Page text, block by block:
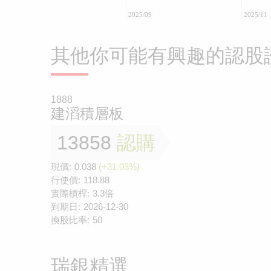
2025/09 2025/11
其他你可能有興趣的認股
1888
建滔積層板
13858 認購
現價: 0.038 (+31.03%)
行使價: 118.88
實際槓桿: 3.3倍
到期日: 2026-12-30
換股比率: 50
瑞銀精選